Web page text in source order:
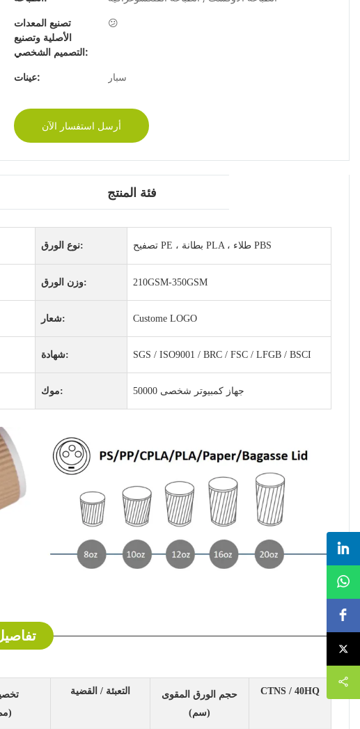
تصنيع المعدات
الأصلية وتصنيع
التصميم الشخصي:
😕
عينات: سبار
أرسل استفسار الآن
فئة المنتج
نوع الورق: تصفيح PE ، بطانة PLA ، طلاء PBS
وزن الورق: 210GSM-350GSM
شعار: Custome LOGO
شهادة: SGS / ISO9001 / BRC / FSC / LFGB / BSCI
موك: 50000 جهاز كمبيوتر شخصى
(مم)
التعبئة / القضية
حجم الورق المقوى
(سم)
CTNS / 40HQ